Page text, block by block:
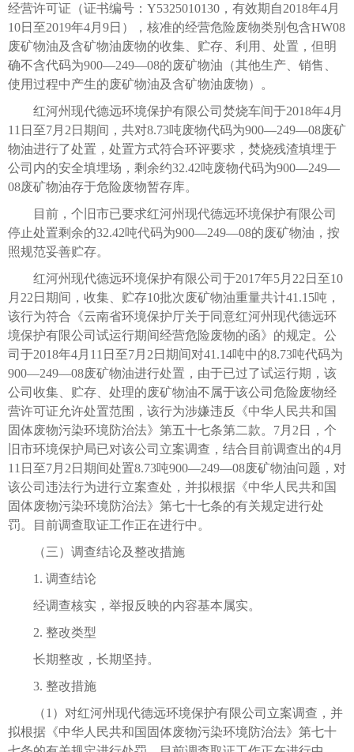
经营许可证（证书编号：Y5325010130，有效期自2018年4月
10日至2019年4月9日），核准的经营危险废物类别包含HW08
废矿物油及含矿物油废物的收集、贮存、利用、处置，但明
确不含代码为900—249—08的废矿物油（其他生产、销售、
使用过程中产生的废矿物油及含矿物油废物）。
红河州现代德远环境保护有限公司焚烧车间于2018年4月
11日至7月2日期间，共对8.73吨废物代码为900—249—08废矿
物油进行了处置，处置方式符合环评要求，焚烧残渣填埋于
公司内的安全填埋场，剩余约32.42吨废物代码为900—249—
08废矿物油存于危险废物暂存库。
目前，个旧市已要求红河州现代德远环境保护有限公司
停止处置剩余的32.42吨代码为900—249—08的废矿物油，按
照规范妥善贮存。
红河州现代德远环境保护有限公司于2017年5月22日至10
月22日期间，收集、贮存10批次废矿物油重量共计41.15吨，
该行为符合《云南省环境保护厅关于同意红河州现代德远环
境保护有限公司试运行期间经营危险废物的函》的规定。公
司于2018年4月11日至7月2日期间对41.14吨中的8.73吨代码为
900—249—08废矿物油进行处置，由于已过了试运行期，该
公司收集、贮存、处理的废矿物油不属于该公司危险废物经
营许可证允许处置范围，该行为涉嫌违反《中华人民共和国
固体废物污染环境防治法》第五十七条第二款。7月2日，个
旧市环境保护局已对该公司立案调查，结合目前调查出的4月
11日至7月2日期间处置8.73吨900—249—08废矿物油问题，对
该公司违法行为进行立案查处，并拟根据《中华人民共和国
固体废物污染环境防治法》第七十七条的有关规定进行处
罚。目前调查取证工作正在进行中。
（三）调查结论及整改措施
1. 调查结论
经调查核实，举报反映的内容基本属实。
2. 整改类型
长期整改，长期坚持。
3. 整改措施
（1）对红河州现代德远环境保护有限公司立案调查，并
拟根据《中华人民共和国固体废物污染环境防治法》第七十